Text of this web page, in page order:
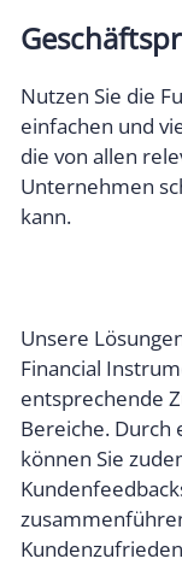
Nutzen Sie die
einfachen und
die von allen
Unternehmen
kann.
Unsere
Financial
entsprechende
Bereiche. Durch
können Sie